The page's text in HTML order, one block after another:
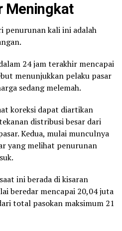
Meningkat
penurunan kali ini adalah
24 jam terakhir mencapai
menunjukkan pelaku pasar
sedang melemah.
koreksi dapat diartikan
distribusi besar dari
Kedua, mulai munculnya
yang melihat penurunan
saat ini berada di kisaran
beredar mencapai 20,04 juta
total pasokan maksimum 21